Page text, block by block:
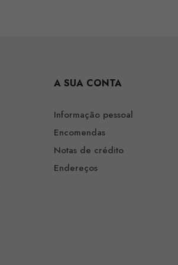
A SUA CONTA
Informação pessoal
Encomendas
Notas de crédito
Endereços